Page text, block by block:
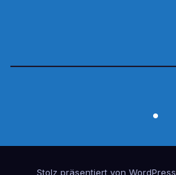
.
Stolz präsentiert von WordPress